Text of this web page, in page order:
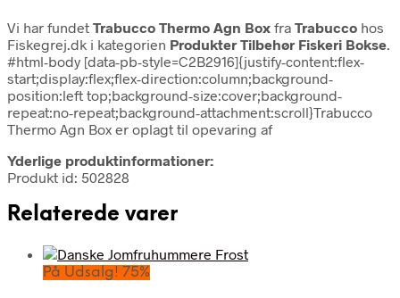
Vi har fundet Trabucco Thermo Agn Box fra Trabucco hos
Fiskegrej.dk i kategorien Produkter Tilbehør Fiskeri Bokse.
#html-body [data-pb-style=C2B2916]{justify-content:flex-
start;display:flex;flex-direction:column;background-
position:left top;background-size:cover;background-
repeat:no-repeat;background-attachment:scroll}Trabucco
Thermo Agn Box er oplagt til opevaring af
Yderlige produktinformationer:
Produkt id: 502828
Relaterede varer
På Udsalg! 75%